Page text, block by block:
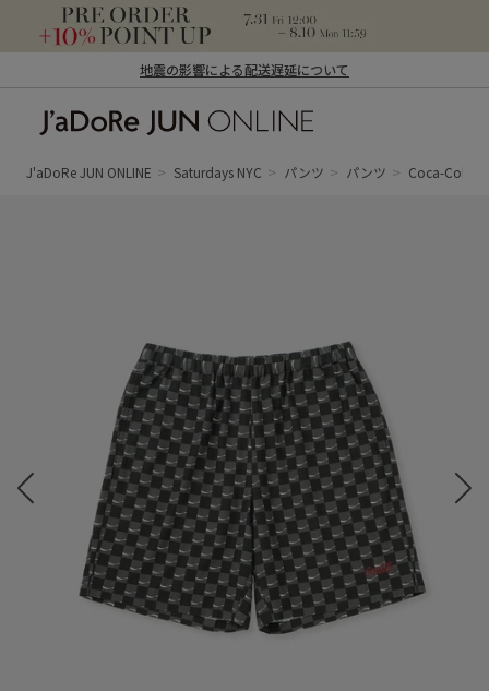
地震の影響による配送遅延について
ン オンライン）
J'aDoRe JUN ONLINE Saturdays NYC パンツ パンツ Coca-Cola